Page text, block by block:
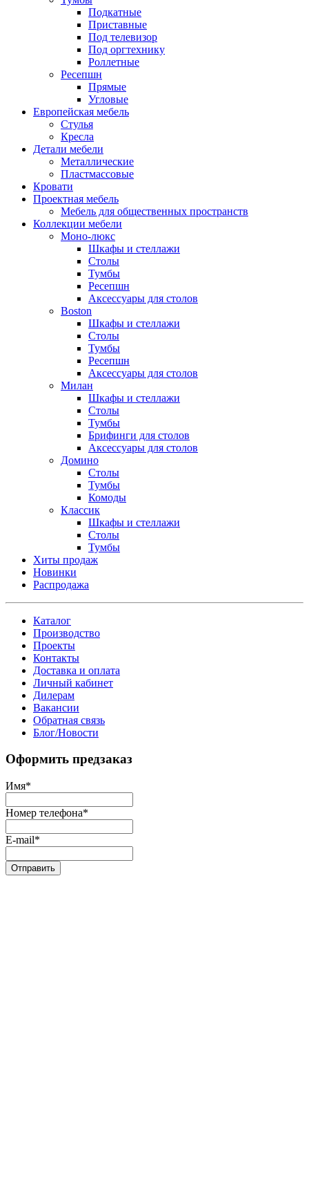
Подкатные
Приставные
Под телевизор
Под оргтехнику
Роллетные
Ресепшн
Прямые
Угловые
Европейская мебель
Стулья
Кресла
Детали мебели
Металлические
Пластмассовые
Кровати
Проектная мебель
Мебель для общественных пространств
Коллекции мебели
Моно-люкс
Шкафы и стеллажи
Столы
Тумбы
Ресепшн
Аксессуары для столов
Boston
Шкафы и стеллажи
Столы
Тумбы
Ресепшн
Аксессуары для столов
Милан
Шкафы и стеллажи
Столы
Тумбы
Брифинги для столов
Аксессуары для столов
Домино
Столы
Тумбы
Комоды
Классик
Шкафы и стеллажи
Столы
Тумбы
Хиты продаж
Новинки
Распродажа
Каталог
Производство
Проекты
Контакты
Доставка и оплата
Личный кабинет
Дилерам
Вакансии
Обратная связь
Блог/Новости
Оформить предзаказ
Имя*
Номер телефона*
E-mail*
Отправить